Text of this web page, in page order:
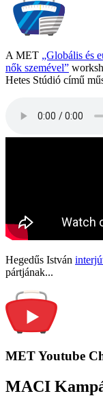
A MET „Globális és
nők szemével”
Hetes Stúdió című
Hegedűs István
pártjának...
MET Youtube
MACI